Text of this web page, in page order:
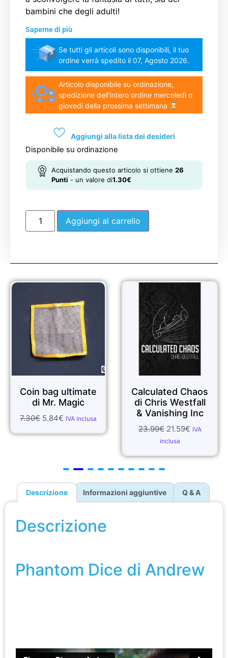
bambini che degli adulti!
Saperne di più
Se tutti gli articoli sono disponibili, il tuo
ordine verrà spedito il 07, Agosto 2026.
Articolo disponibile su ordinazione,
spedizione dell'intero ordine mercoledì o
giovedì della prossima settimana
Aggiungi alla lista dei desideri
Disponibile su ordinazione
Acquistando questo articolo si ottiene 26
Punti - un valore di1.30€
Aggiungi al carrello
bag ultimate
di Mr. Magic
5.84€ IVA inclusa
Calculated Chaos
di Chris Westfall
& Vanishing Inc
21.59€ IVA
Descrizione Informazioni aggiuntive Q & A
Descrizione
Phantom Dice di Andrew